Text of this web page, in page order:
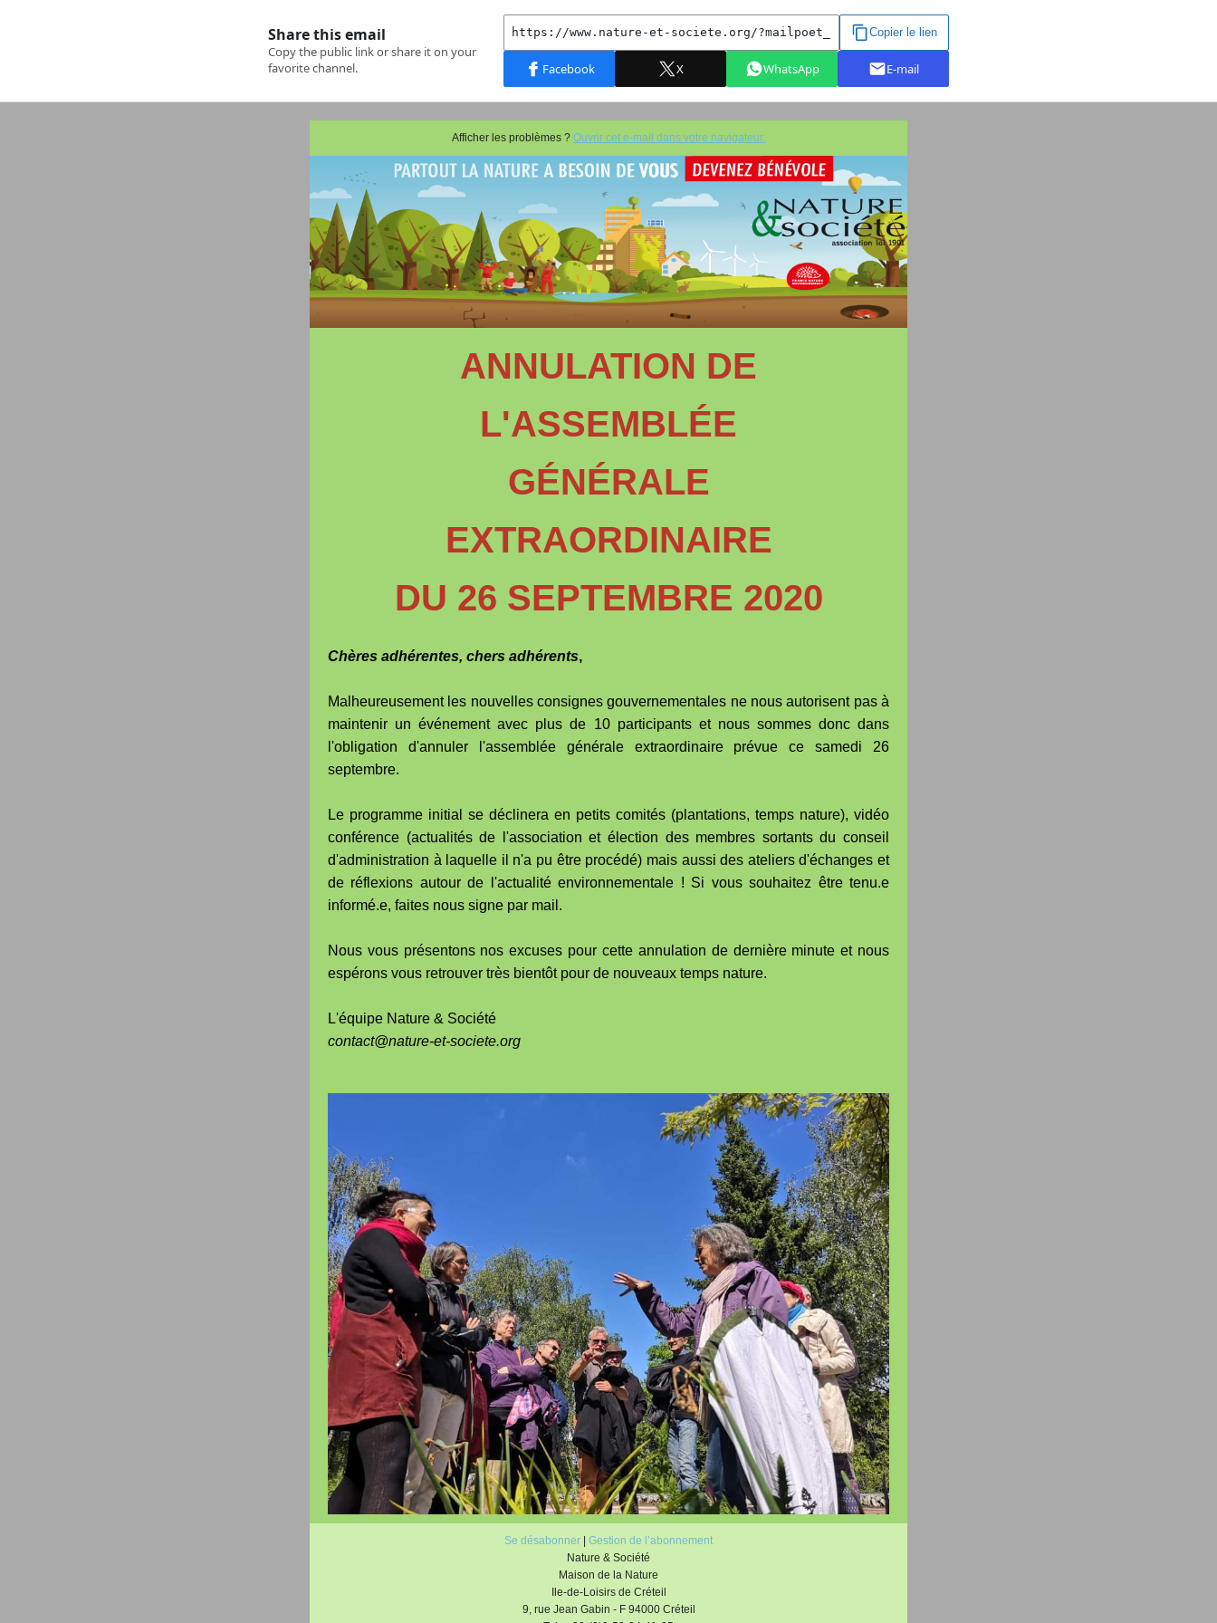
Afficher les problèmes ? Ouvrir cet e-mail dans votre navigateur.
ANNULATION DE
L'ASSEMBLÉE
GÉNÉRALE
EXTRAORDINAIRE
DU 26 SEPTEMBRE 2020
Chères adhérentes, chers adhérents,
Malheureusement les nouvelles consignes gouvernementales ne nous autorisent pas à
maintenir un événement avec plus de 10 participants et nous sommes donc dans
l'obligation d'annuler l'assemblée générale extraordinaire prévue ce samedi 26
septembre.
Le programme initial se déclinera en petits comités (plantations, temps nature), vidéo
conférence (actualités de l'association et élection des membres sortants du conseil
d'administration à laquelle il n'a pu être procédé) mais aussi des ateliers d'échanges et
de réflexions autour de l'actualité environnementale ! Si vous souhaitez être tenu.e
informé.e, faites nous signe par mail.
Nous vous présentons nos excuses pour cette annulation de dernière minute et nous
espérons vous retrouver très bientôt pour de nouveaux temps nature.
L'équipe Nature & Société
contact@nature-et-societe.org
Se désabonner
Gestion de l’abonnement
Nature & Société
Maison de la Nature
Ile-de-Loisirs de Créteil
9, rue Jean Gabin - F 94000 Créteil